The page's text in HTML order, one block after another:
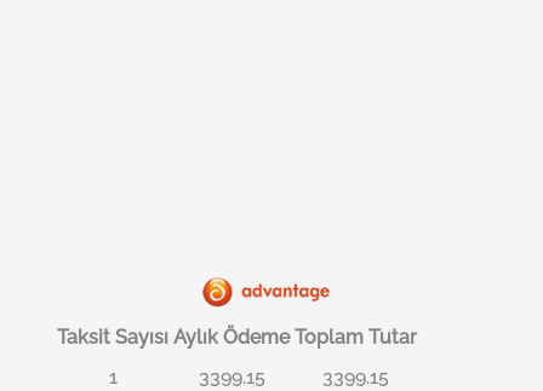
Taksit Sayısı Aylık Ödeme Toplam Tutar
1
3399.15 3399.15